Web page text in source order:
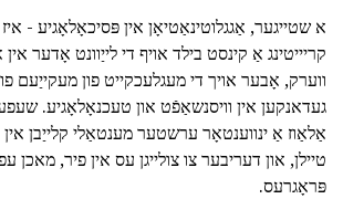
א שטייגער, אַגגלוטינאַטיאָן אין פּסיכאָלאָגיע -
קריייטינג אַ קינסט בילד אויף די לייַוונט אָדער
ווערק, אָבער אויך די מעגלעכקייט פון מעקייַעם
געדאנקען אין וויסנשאַפֿט און טעכנאָלאָגיע.
אַלאַוז אַ ינווענטאָר ערשטער מענטאַלי קלייַבן אין
טיילן, און דעריבער צו צולייגן עס אין פיר, מאכן
פּראָגרעס.